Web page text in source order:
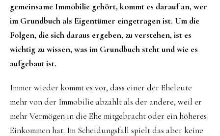
gemeinsame Immobilie gehört, kommt es darauf an, wer
im Grundbuch als Eigentümer eingetragen ist. Um die
Folgen, die sich daraus ergeben, zu verstehen, ist es
wichtig zu wissen, was im Grundbuch steht und wie es
aufgebaut ist.
Immer wieder kommt es vor, dass einer der Eheleute
mehr von der Immobilie abzahlt als der andere, weil er
mehr Vermögen in die Ehe mitgebracht oder ein höheres
Einkommen hat. Im Scheidungsfall spielt das aber keine